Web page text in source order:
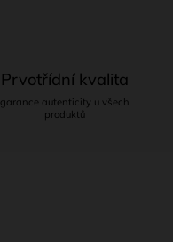
Prvotřídní kvalita
garance autenticity u všech
produktů